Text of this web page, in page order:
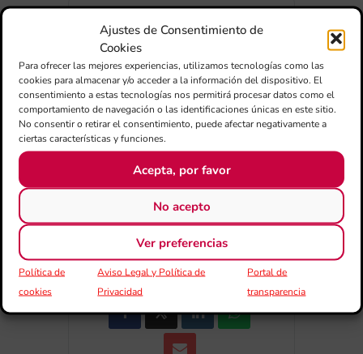
Ajustes de Consentimiento de
Cookies
Para ofrecer las mejores experiencias, utilizamos tecnologías como las
cookies para almacenar y/o acceder a la información del dispositivo. El
consentimiento a estas tecnologías nos permitirá procesar datos como el
comportamiento de navegación o las identificaciones únicas en este sitio.
No consentir o retirar el consentimiento, puede afectar negativamente a
ciertas características y funciones.
Acepta, por favor
No acepto
Ver preferencias
Política de
cookies
Aviso Legal y Política de
Privacidad
Portal de
transparencia
+ Añadir a Google Calendar
+ exportación iCal / Outlook
COMPARTIR ESTE EVENTO